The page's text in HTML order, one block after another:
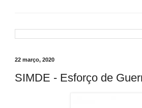
22 março, 2020
SIMDE - Esforço de